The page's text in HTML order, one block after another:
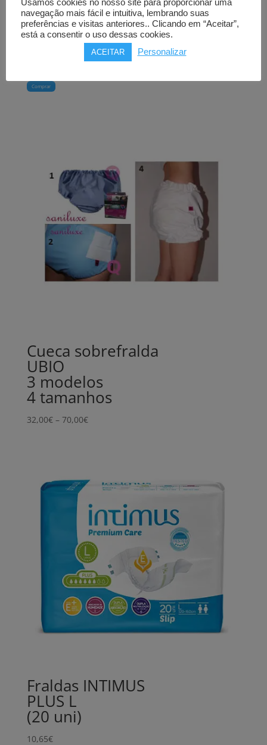
fralda
GERITEX
3 tamanhos
Comprar
Cueca sobrefralda
UBIO
3 modelos
4 tamanhos
32,00€ – 70,00€Price
Fraldas INTIMUS
PLUS L
(20 uni)
10,65€
Usamos cookies no nosso site para proporcionar uma
navegação mais fácil e intuitiva, lembrando suas
preferências e visitas anteriores.. Clicando em “Aceitar”,
está a consentir o uso dessas cookies.
ACEITAR Personalizar